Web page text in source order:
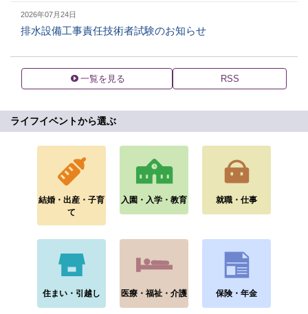
2026年07月24日
排水設備工事責任技術者試験のお知らせ
一覧を見る RSS
ライフイベントから選ぶ
結婚・出産・子育
て
入園・入学・教育 就職・仕事
住まい・引越し 医療・福祉・介護 保険・年金